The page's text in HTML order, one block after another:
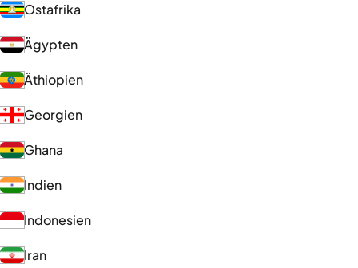
Ostafrika
Ägypten
Äthiopien
Georgien
Ghana
Indien
Indonesien
Iran